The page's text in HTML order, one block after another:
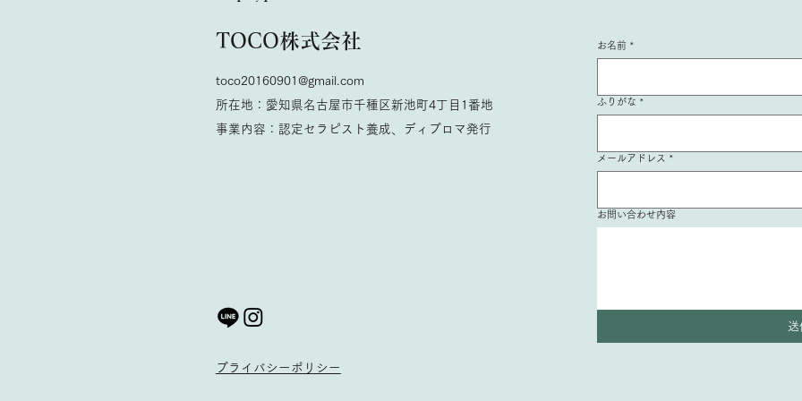
toco20160901@gmail.com
所在地：愛知県名古屋市千種区新池町4丁目1番地
事業内容：認定セラピスト養成​、ディプロマ発行
プライバシーポリシー
TOCO株式会社 お名前 *
ふりがな *
メールアドレス *
お問い合わせ内容
送